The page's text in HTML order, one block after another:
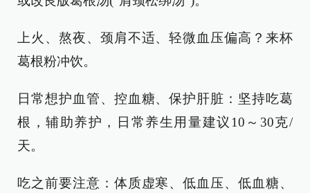
上火、熬夜、颈肩不适、轻微血压偏高？来杯
葛根粉冲饮。
日常想护血管、控血糖、保护肝脏：坚持吃葛
根，辅助养护，日常养生用量建议10～30克/
天。
吃之前要注意：体质虚寒、低血压、低血糖、